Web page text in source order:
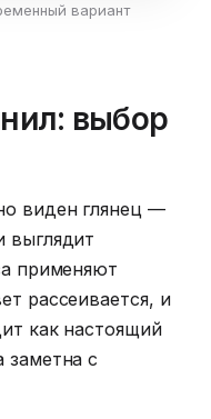
вариант
выбор
виден глянец —
выглядит
применяют
рассеивается, и
как настоящий
заметна с